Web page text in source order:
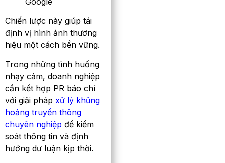
Chiến lược này giúp tái
định vị hình ảnh thương
hiệu một cách bền vững.
Trong những tình huống
nhạy cảm, doanh nghiệp
cần kết hợp PR báo chí
với giải pháp xử lý khủng
hoảng truyền thông
chuyên nghiệp để kiểm
soát thông tin và định
hướng dư luận kịp thời.